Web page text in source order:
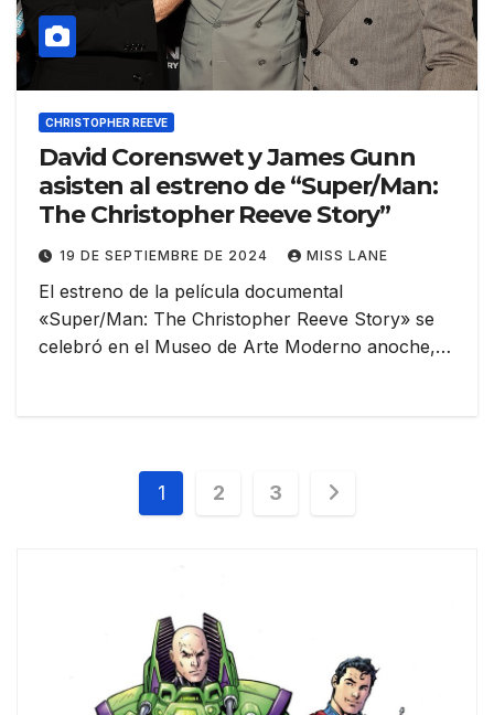
CHRISTOPHER REEVE
David Corenswet y James Gunn
asisten al estreno de “Super/Man:
The Christopher Reeve Story”
19 DE SEPTIEMBRE DE 2024 MISS LANE
El estreno de la película documental
«Super/Man: The Christopher Reeve Story» se
celebró en el Museo de Arte Moderno anoche,…
Paginación
1 2 3